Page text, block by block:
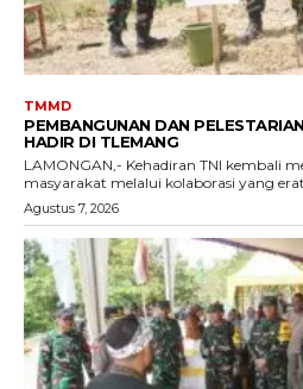
TMMD
PEMBANGUNAN DAN
HADIR DI TLEMANG
LAMONGAN,- Kehadiran TNI kembali
masyarakat melalui kolaborasi yang
Agustus 7, 2026